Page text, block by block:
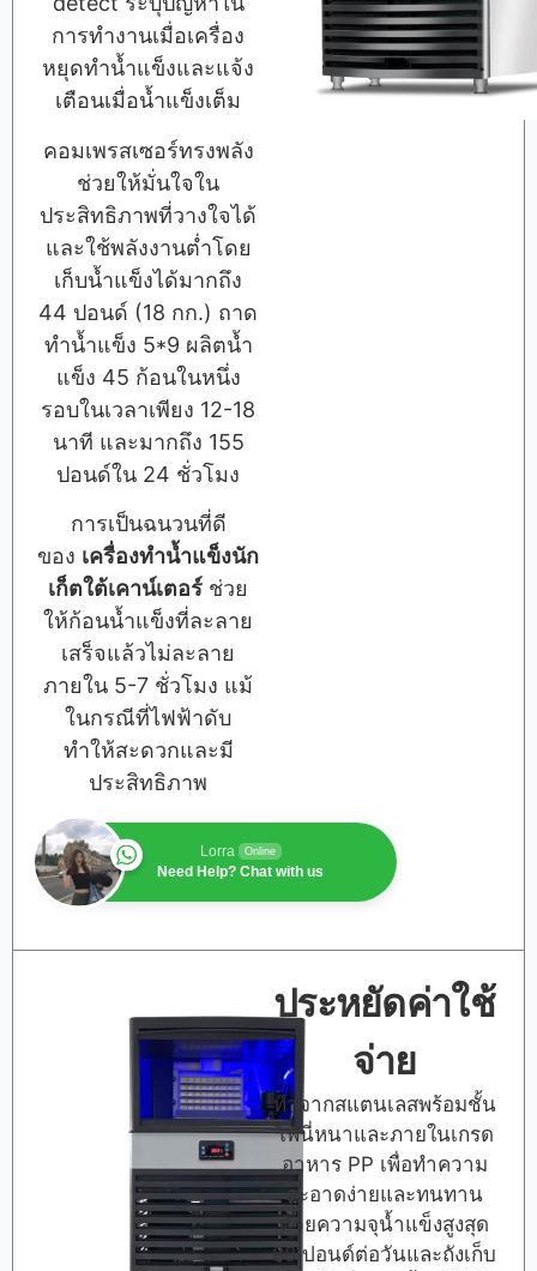
การทำงานเมื่อเครื่อง
หยุดทำน้ำแข็งและแจ้ง
เตือนเมื่อน้ำแข็งเต็ม
คอมเพรสเซอร์ทรงพลัง
ช่วยให้มั่นใจใน
ประสิทธิภาพที่วางใจได้
และใช้พลังงานต่ำโดย
เก็บน้ำแข็งได้มากถึง
44 ปอนด์ (18 กก.) ถาด
ทำน้ำแข็ง 5*9 ผลิตน้ำ
แข็ง 45 ก้อนในหนึ่ง
รอบในเวลาเพียง 12-18
นาที และมากถึง 155
ปอนด์ใน 24 ชั่วโมง
การเป็นฉนวนที่ดี
ของ เครื่องทำน้ำแข็งนัก
เก็ตใต้เคาน์เตอร์ ช่วย
ให้ก้อนน้ำแข็งที่ละลาย
เสร็จแล้วไม่ละลาย
ภายใน 5-7 ชั่วโมง แม้
ในกรณีที่ไฟฟ้าดับ
ทำให้สะดวกและมี
ประสิทธิภาพ
Lorra Online
Need Help? Chat with us
ประหยัดค่าใช้
จ่าย
ทำจากสแตนเลสพร้อมชั้น
โพนี่หนาและภายในเกรด
อาหาร PP เพื่อทำความ
สะอาดง่ายและทนทาน
ด้วยความจุน้ำแข็งสูงสุด
88 ปอนด์ต่อวันและถังเก็บ